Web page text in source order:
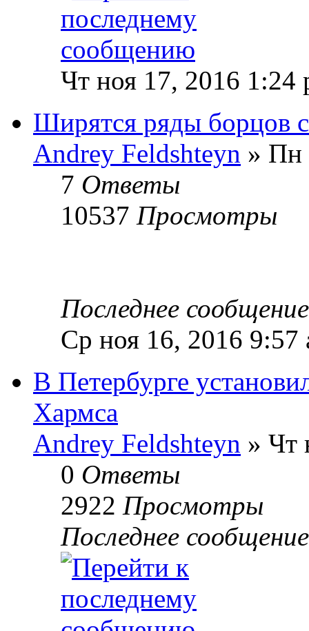
Чт ноя 17, 2016 1:24
Ширятся ряды борцов
Andrey Feldshteyn » Пн
7 Ответы
10537 Просмотры
Последнее
Ср ноя 16, 2016 9:57
В Петербурге
Хармса
Andrey Feldshteyn » Чт
0 Ответы
2922 Просмотры
Последнее